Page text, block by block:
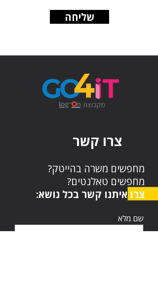
שליחה
צרו קשר
מחפשים משרה בהייטק?
מחפשים טאלנטים?
צרו איתנו קשר בכל נושא:
שם מלא